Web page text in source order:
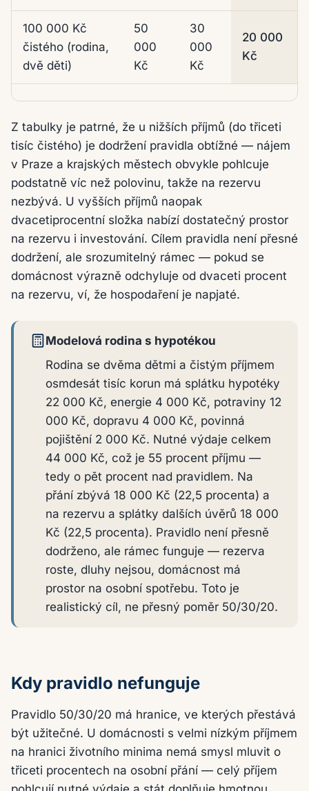
100 000 Kč
čistého (rodina,
dvě děti)
50
000
Kč
30
000
Kč
20 000
Kč
Z tabulky je patrné, že u nižších příjmů (do třiceti
tisíc čistého) je dodržení pravidla obtížné — nájem
v Praze a krajských městech obvykle pohlcuje
podstatně víc než polovinu, takže na rezervu
nezbývá. U vyšších příjmů naopak
dvacetiprocentní složka nabízí dostatečný prostor
na rezervu i investování. Cílem pravidla není přesné
dodržení, ale srozumitelný rámec — pokud se
domácnost výrazně odchyluje od dvaceti procent
na rezervu, ví, že hospodaření je napjaté.
Modelová rodina s hypotékou
Rodina se dvěma dětmi a čistým příjmem
osmdesát tisíc korun má splátku hypotéky
22 000 Kč, energie 4 000 Kč, potraviny 12
000 Kč, dopravu 4 000 Kč, povinná
pojištění 2 000 Kč. Nutné výdaje celkem
44 000 Kč, což je 55 procent příjmu —
tedy o pět procent nad pravidlem. Na
přání zbývá 18 000 Kč (22,5 procenta) a
na rezervu a splátky dalších úvěrů 18 000
Kč (22,5 procenta). Pravidlo není přesně
dodrženo, ale rámec funguje — rezerva
roste, dluhy nejsou, domácnost má
prostor na osobní spotřebu. Toto je
realistický cíl, ne přesný poměr 50/30/20.
Kdy pravidlo nefunguje
Pravidlo 50/30/20 má hranice, ve kterých přestává
být užitečné. U domácnosti s velmi nízkým příjmem
na hranici životního minima nemá smysl mluvit o
třiceti procentech na osobní přání — celý příjem